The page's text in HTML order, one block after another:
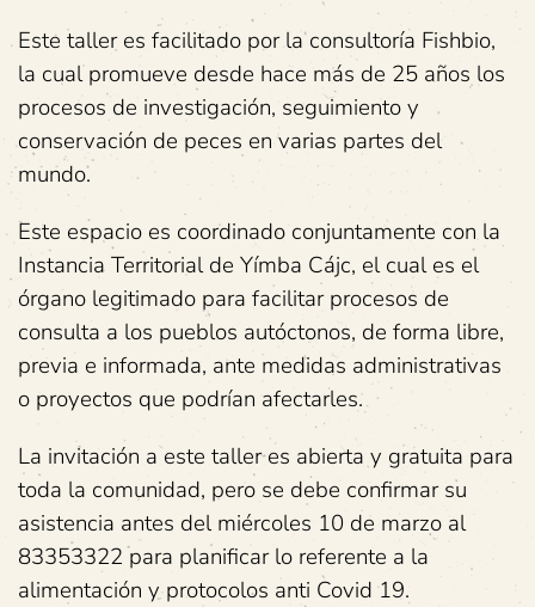
Este taller es facilitado por la consultoría Fishbio,
la cual promueve desde hace más de 25 años los
procesos de investigación, seguimiento y
conservación de peces en varias partes del
mundo.
Este espacio es coordinado conjuntamente con la
Instancia Territorial de Yímba Cájc, el cual es el
órgano legitimado para facilitar procesos de
consulta a los pueblos autóctonos, de forma libre,
previa e informada, ante medidas administrativas
o proyectos que podrían afectarles.
La invitación a este taller es abierta y gratuita para
toda la comunidad, pero se debe confirmar su
asistencia antes del miércoles 10 de marzo al
83353322 para planificar lo referente a la
alimentación y protocolos anti Covid 19.